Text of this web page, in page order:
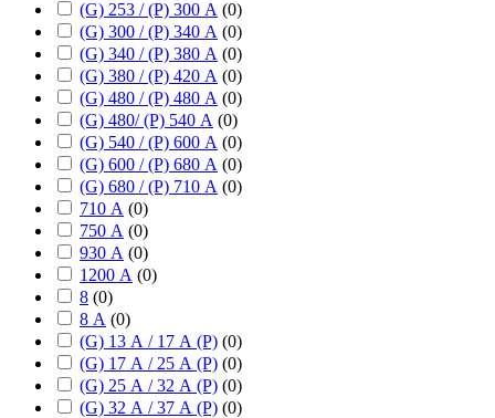
(G) 253 / (P) 300 А (0)
(G) 300 / (P) 340 А (0)
(G) 340 / (P) 380 А (0)
(G) 380 / (P) 420 А (0)
(G) 480 / (P) 480 А (0)
(G) 480/ (P) 540 А (0)
(G) 540 / (P) 600 А (0)
(G) 600 / (P) 680 А (0)
(G) 680 / (P) 710 А (0)
710 А (0)
750 А (0)
930 А (0)
1200 А (0)
8 (0)
8 А (0)
(G) 13 А / 17 А (P) (0)
(G) 17 А / 25 А (P) (0)
(G) 25 А / 32 А (P) (0)
(G) 32 А / 37 А (P) (0)